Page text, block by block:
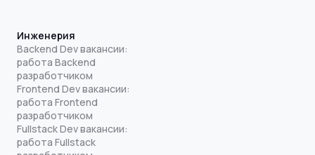
Инженерия
Backend Dev вакансии:
работа Backend
разработчиком
Frontend Dev вакансии:
работа Frontend
разработчиком
Fullstack Dev вакансии:
работа Fullstack